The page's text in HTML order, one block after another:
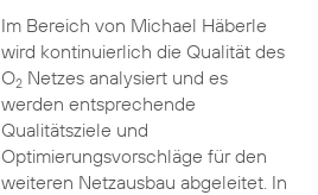
Im Bereich von Michael Häberle
wird kontinuierlich die Qualität des
O2Netzes analysiert und es
werden entsprechende
Qualitätsziele und
Optimierungsvorschläge für den
weiteren Netzausbau abgeleitet. In